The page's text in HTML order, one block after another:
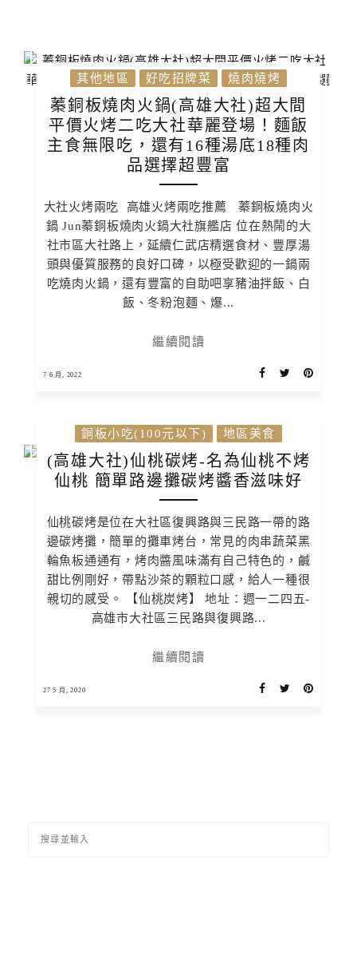
其他地區 好吃招牌菜 燒肉燒烤
蓁銅板燒肉火鍋(高雄大社)超大間
平價火烤二吃大社華麗登場！麵飯
主食無限吃，還有16種湯底18種肉
品選擇超豐富
大社火烤兩吃 高雄火烤兩吃推薦 蓁銅板燒肉火
鍋 Jun蓁銅板燒肉火鍋大社旗艦店 位在熱鬧的大
社市區大社路上，延續仁武店精選食材、豐厚湯
頭與優質服務的良好口碑，以極受歡迎的一鍋兩
吃燒肉火鍋，還有豐富的自助吧享豬油拌飯、白
飯、冬粉泡麵、爆...
繼續閱讀
7 6 月, 2022
銅板小吃(100元以下) 地區美食
(高雄大社)仙桃碳烤-名為仙桃不烤
仙桃 簡單路邊攤碳烤醬香滋味好
仙桃碳烤是位在大社區復興路與三民路一帶的路
邊碳烤攤，簡單的攤車烤台，常見的肉串蔬菜黑
輪魚板通通有，烤肉醬風味滿有自己特色的，鹹
甜比例剛好，帶點沙茶的顆粒口感，給人一種很
親切的感受。 【仙桃炭烤】 地址：週一二四五-
高雄市大社區三民路與復興路...
繼續閱讀
27 5 月, 2020